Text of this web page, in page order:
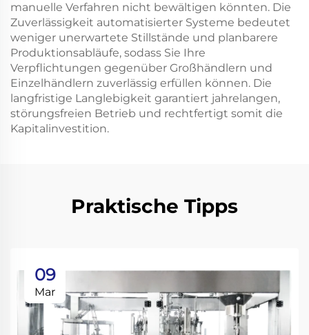
manuelle Verfahren nicht bewältigen könnten. Die
Zuverlässigkeit automatisierter Systeme bedeutet
weniger unerwartete Stillstände und planbarere
Produktionsabläufe, sodass Sie Ihre
Verpflichtungen gegenüber Großhändlern und
Einzelhändlern zuverlässig erfüllen können. Die
langfristige Langlebigkeit garantiert jahrelangen,
störungsfreien Betrieb und rechtfertigt somit die
Kapitalinvestition.
Praktische Tipps
09
Mar